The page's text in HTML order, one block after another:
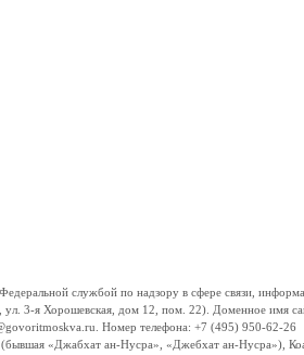
службой по надзору в сфере связи,
3-я Хорошевская, дом 12, пом. 22). Доменное имя
Номер телефона: +7 (495) 950-62-26
«Джабхат ан-Нусра», «Джебхат ан-Нусра»),